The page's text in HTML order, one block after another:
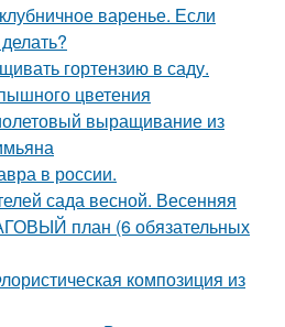
варенье. Если
гортензию в саду.
цветения
выращивание из
в россии.
сада весной. Весенняя
план (6 обязательных
композиция из